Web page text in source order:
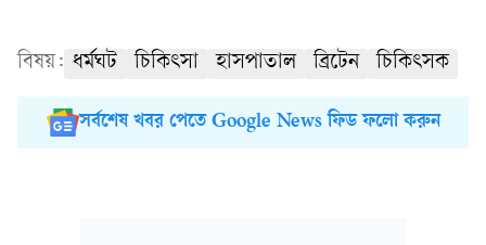
বিষয়: ধর্মঘট চিকিৎসা হাসপাতাল ব্রিটেন চিকিৎসক
সর্বশেষ খবর পেতে Google News ফিড ফলো করুন